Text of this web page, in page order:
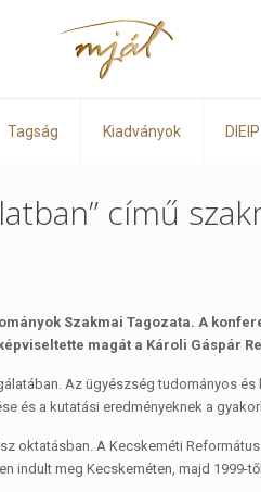
Tagság Kiadványok DIEIP
című
Szakmai Tagozata. A
magát a Károli Gáspár
Az ügyészség tudományos
és a kutatási eredményeknek a
oktatásban. A Kecskeméti
indult meg Kecskeméten, majd 1999-